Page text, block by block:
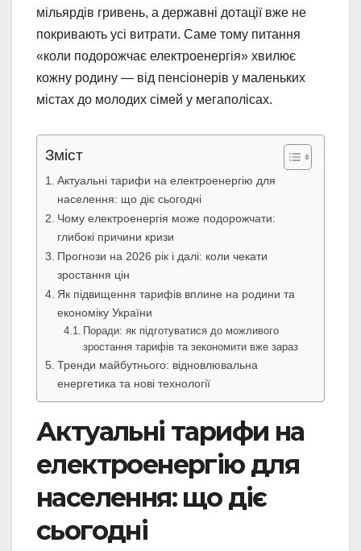
мільярдів гривень, а державні дотації вже не
покривають усі витрати. Саме тому питання
«коли подорожчає електроенергія» хвилює
кожну родину — від пенсіонерів у маленьких
містах до молодих сімей у мегаполісах.
Зміст
Актуальні тарифи на електроенергію для
населення: що діє сьогодні
Чому електроенергія може подорожчати:
глибокі причини кризи
Прогнози на 2026 рік і далі: коли чекати
зростання цін
Як підвищення тарифів вплине на родини та
економіку України
Поради: як підготуватися до можливого
зростання тарифів та зекономити вже зараз
Тренди майбутнього: відновлювальна
енергетика та нові технології
Актуальні тарифи на
електроенергію для
населення: що діє
сьогодні